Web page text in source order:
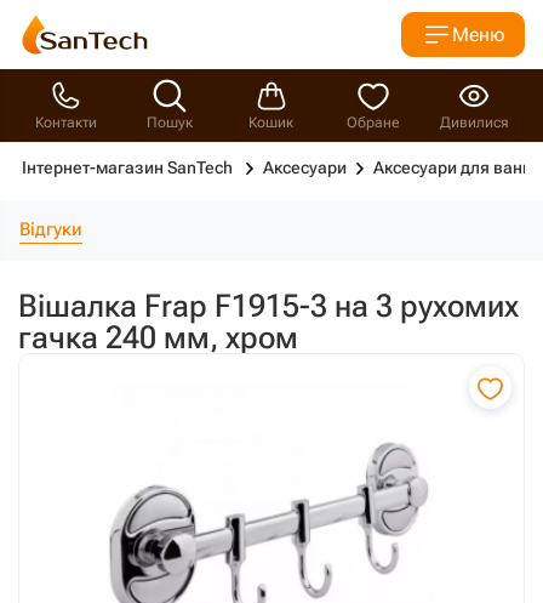
Меню
Контакти Пошук Кошик Обране Дивилися
Інтернет-магазин SanTech Аксесуари Аксесуари для
Відгуки
Вішалка Frap F1915-3 на 3 рухомих
гачка 240 мм, хром